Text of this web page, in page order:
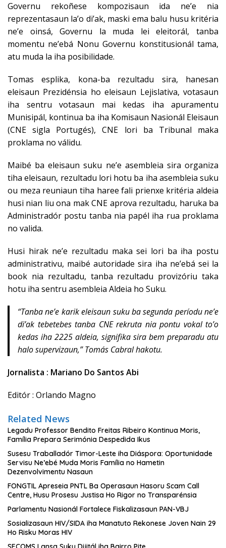
Governu rekoñese kompozisaun ida ne’e nia
reprezentasaun la’o di’ak, maski ema balu husu kritéria
ne’e oinsá, Governu la muda lei eleitorál, tanba
momentu ne’ebá Nonu Governu konstitusionál tama,
atu muda la iha posibilidade.
Tomas esplika, kona-ba rezultadu sira, hanesan
eleisaun Prezidénsia ho eleisaun Lejislativa, votasaun
iha sentru votasaun mai kedas iha apuramentu
Munisipál, kontinua ba iha Komisaun Nasionál Eleisaun
(CNE sigla Portugés), CNE lori ba Tribunal maka
proklama no válidu.
Maibé ba eleisaun suku ne’e asembleia sira organiza
tiha eleisaun, rezultadu lori hotu ba iha asembleia suku
ou meza reuniaun tiha haree fali prienxe kritéria aldeia
husi nian liu ona mak CNE aprova rezultadu, haruka ba
Administradór postu tanba nia papél iha rua proklama
no valida.
Husi hirak ne’e rezultadu maka sei lori ba iha postu
administrativu, maibé autoridade sira iha ne’ebá sei la
book nia rezultadu, tanba rezultadu provizóriu taka
hotu iha sentru asembleia Aldeia ho Suku.
“Tanba ne’e karik eleisaun suku ba segunda períodu ne’e
di’ak tebetebes tanba CNE rekruta nia pontu vokal to’o
kedas iha 2225 aldeia, signifika sira bem preparadu atu
halo supervizaun,” Tomás Cabral hakotu.
Jornalista : Mariano Do Santos Abi
Editór : Orlando Magno
Related News
Legadu Professor Bendito Freitas Ribeiro Kontinua Moris,
Família Prepara Serimónia Despedida Ikus
Susesu Traballadór Timor-Leste iha Diáspora: Oportunidade
Servisu Ne’ebé Muda Moris Família no Hametin
Dezenvolvimentu Nasaun
FONGTIL Apreseia PNTL Ba Operasaun Hasoru Scam Call
Centre, Husu Prosesu Justisa Ho Rigor no Transparénsia
Parlamentu Nasionál Fortalece Fiskalizasaun PAN-VBJ
Sosializasaun HIV/SIDA iha Manatuto Rekonese Joven Nain 29
Ho Risku Moras HIV